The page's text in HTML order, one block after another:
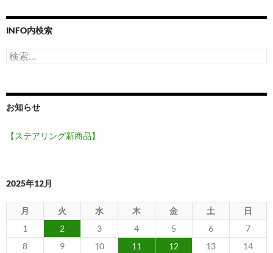
INFO内検索
検
索:
お知らせ
【ステアリング新商品】
2025年12月
月 火 水 木 金 土
日
1
2 3 4 5 6
7
8
9 10 11 12 13
14